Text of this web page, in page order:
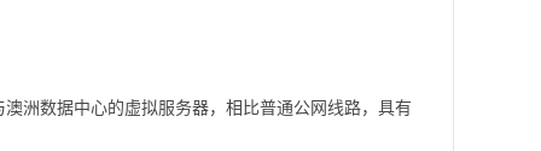
洲数据中心的虚拟服务器，相比普通公网线路，具有